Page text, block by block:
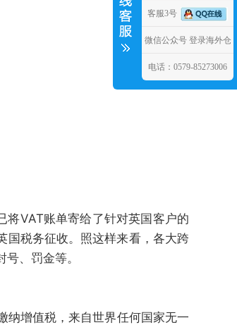
将VAT账单寄给了针对英国客户的
国税务征收。照这样来看，各大跨
、罚金等。
纳增值税，来自世界任何国家无一
客服3号
微信公众号 登录海外仓
电话：0579-85273006